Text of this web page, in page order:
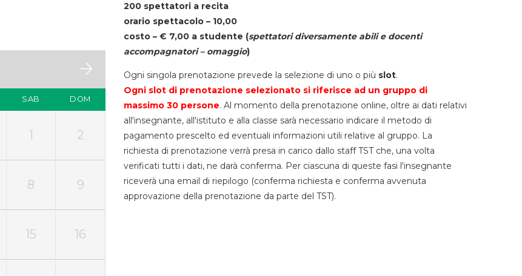
SAB DOM
1 2
8 9
15 16
200 spettatori a recita
orario spettacolo – 10,00
costo – € 7,00 a studente (spettatori diversamente abili e docenti
accompagnatori – omaggio)
Ogni singola prenotazione prevede la selezione di uno o più slot.
Ogni slot di prenotazione selezionato si riferisce ad un gruppo di
massimo 30 persone. Al momento della prenotazione online, oltre ai dati relativi
all'insegnante, all'istituto e alla classe sarà necessario indicare il metodo di
pagamento prescelto ed eventuali informazioni utili relative al gruppo. La
richiesta di prenotazione verrà presa in carico dallo staff TST che, una volta
verificati tutti i dati, ne darà conferma. Per ciascuna di queste fasi l'insegnante
riceverà una email di riepilogo (conferma richiesta e conferma avvenuta
approvazione della prenotazione da parte del TST).